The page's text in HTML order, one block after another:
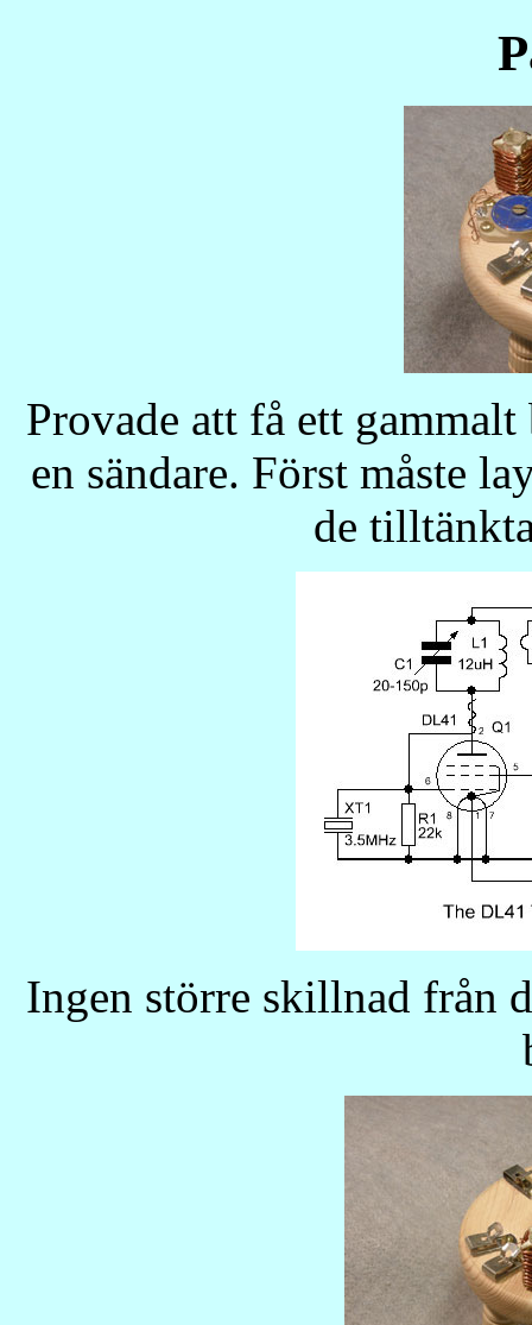
Provade att få ett
en sändare. Först måste
de
Ingen större skillnad från